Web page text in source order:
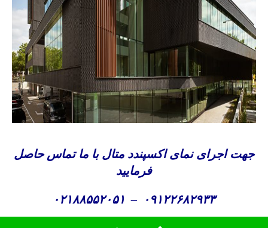
جهت اجرای نمای اکسپندد متال با ما تماس حاصل
فرمایید
۰۹۱۲۲۶۸۲۹۳۳ – ۰۲۱۸۸۵۵۲۰۵۱